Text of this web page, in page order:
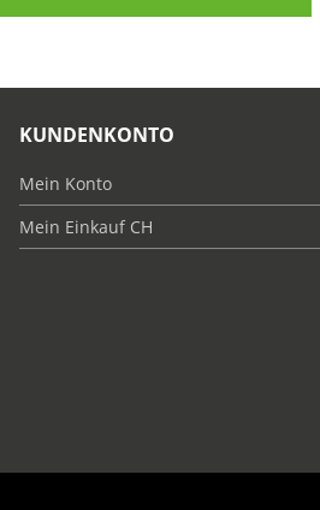
KUNDENKONTO
Mein Konto
Mein Einkauf CH